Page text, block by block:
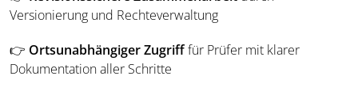
Versionierung und Rechteverwaltung
👉 Ortsunabhängiger Zugrifffür Prüfer mit klarer
Dokumentation aller Schritte